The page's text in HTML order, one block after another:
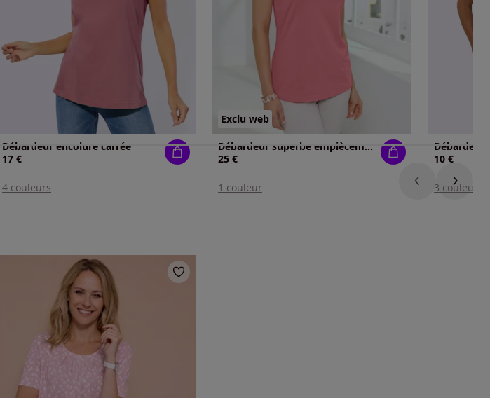
Débardeur encolure carrée
17 €
4 couleurs
Exclu web
Débardeur superbe empiècement en dentelle
25 €
1 couleur
Débardeur
10 €
3 couleurs